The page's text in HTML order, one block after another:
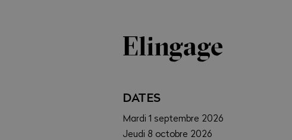
Elingage
DATES
Mardi 1 septembre 2026
Jeudi 8 octobre 2026